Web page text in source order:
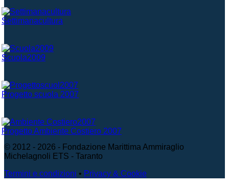
Settimanacultura
Scuola2009
Progetto scuola 2007
Progetto Ambiente Costiero 2007
© 2012 - 2026 - Fondazione Marittima Ammiraglio
Michelagnoli ETS - Taranto
Termini e condizioni • Privacy & Cookie